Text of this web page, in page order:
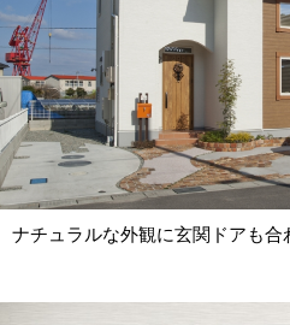
ナチュラルな外観に玄関ドアも合